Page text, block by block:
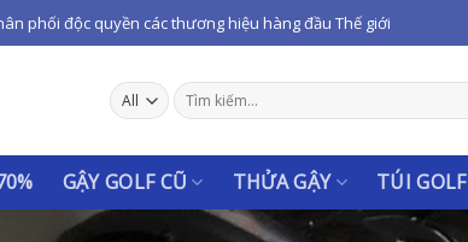
phối độc quyền các thương hiệu hàng đầu Thế giới
Tìm
kiếm:
GẬY GOLF CŨ THỬA GẬY TÚI GOLF